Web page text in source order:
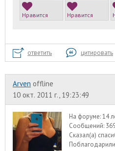
Нравится Нравится
ответить цитировать
Arven offline
10 окт. 2011 г., 19:23:49
На форуме:14
Сообщений:
Сказал(а)